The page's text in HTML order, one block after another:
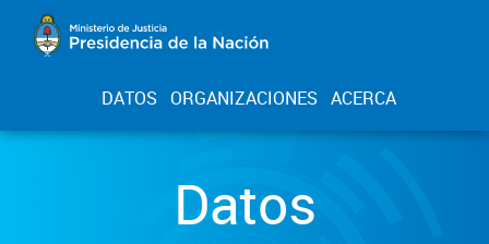
DATOS ORGANIZACIONES ACERCA
Datos